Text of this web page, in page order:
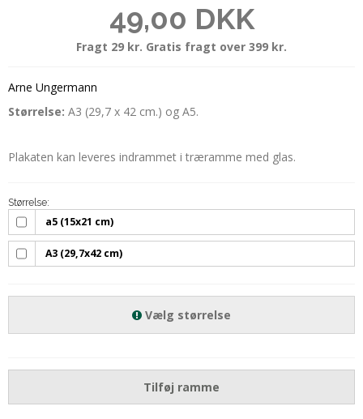
49,00 DKK
Fragt 29 kr. Gratis fragt over 399 kr.
Arne Ungermann
Størrelse: A3 (29,7 x 42 cm.) og A5.
Plakaten kan leveres indrammet i træramme med glas.
Størrelse:
a5 (15x21 cm)
A3 (29,7x42 cm)
Vælg størrelse
Tilføj ramme